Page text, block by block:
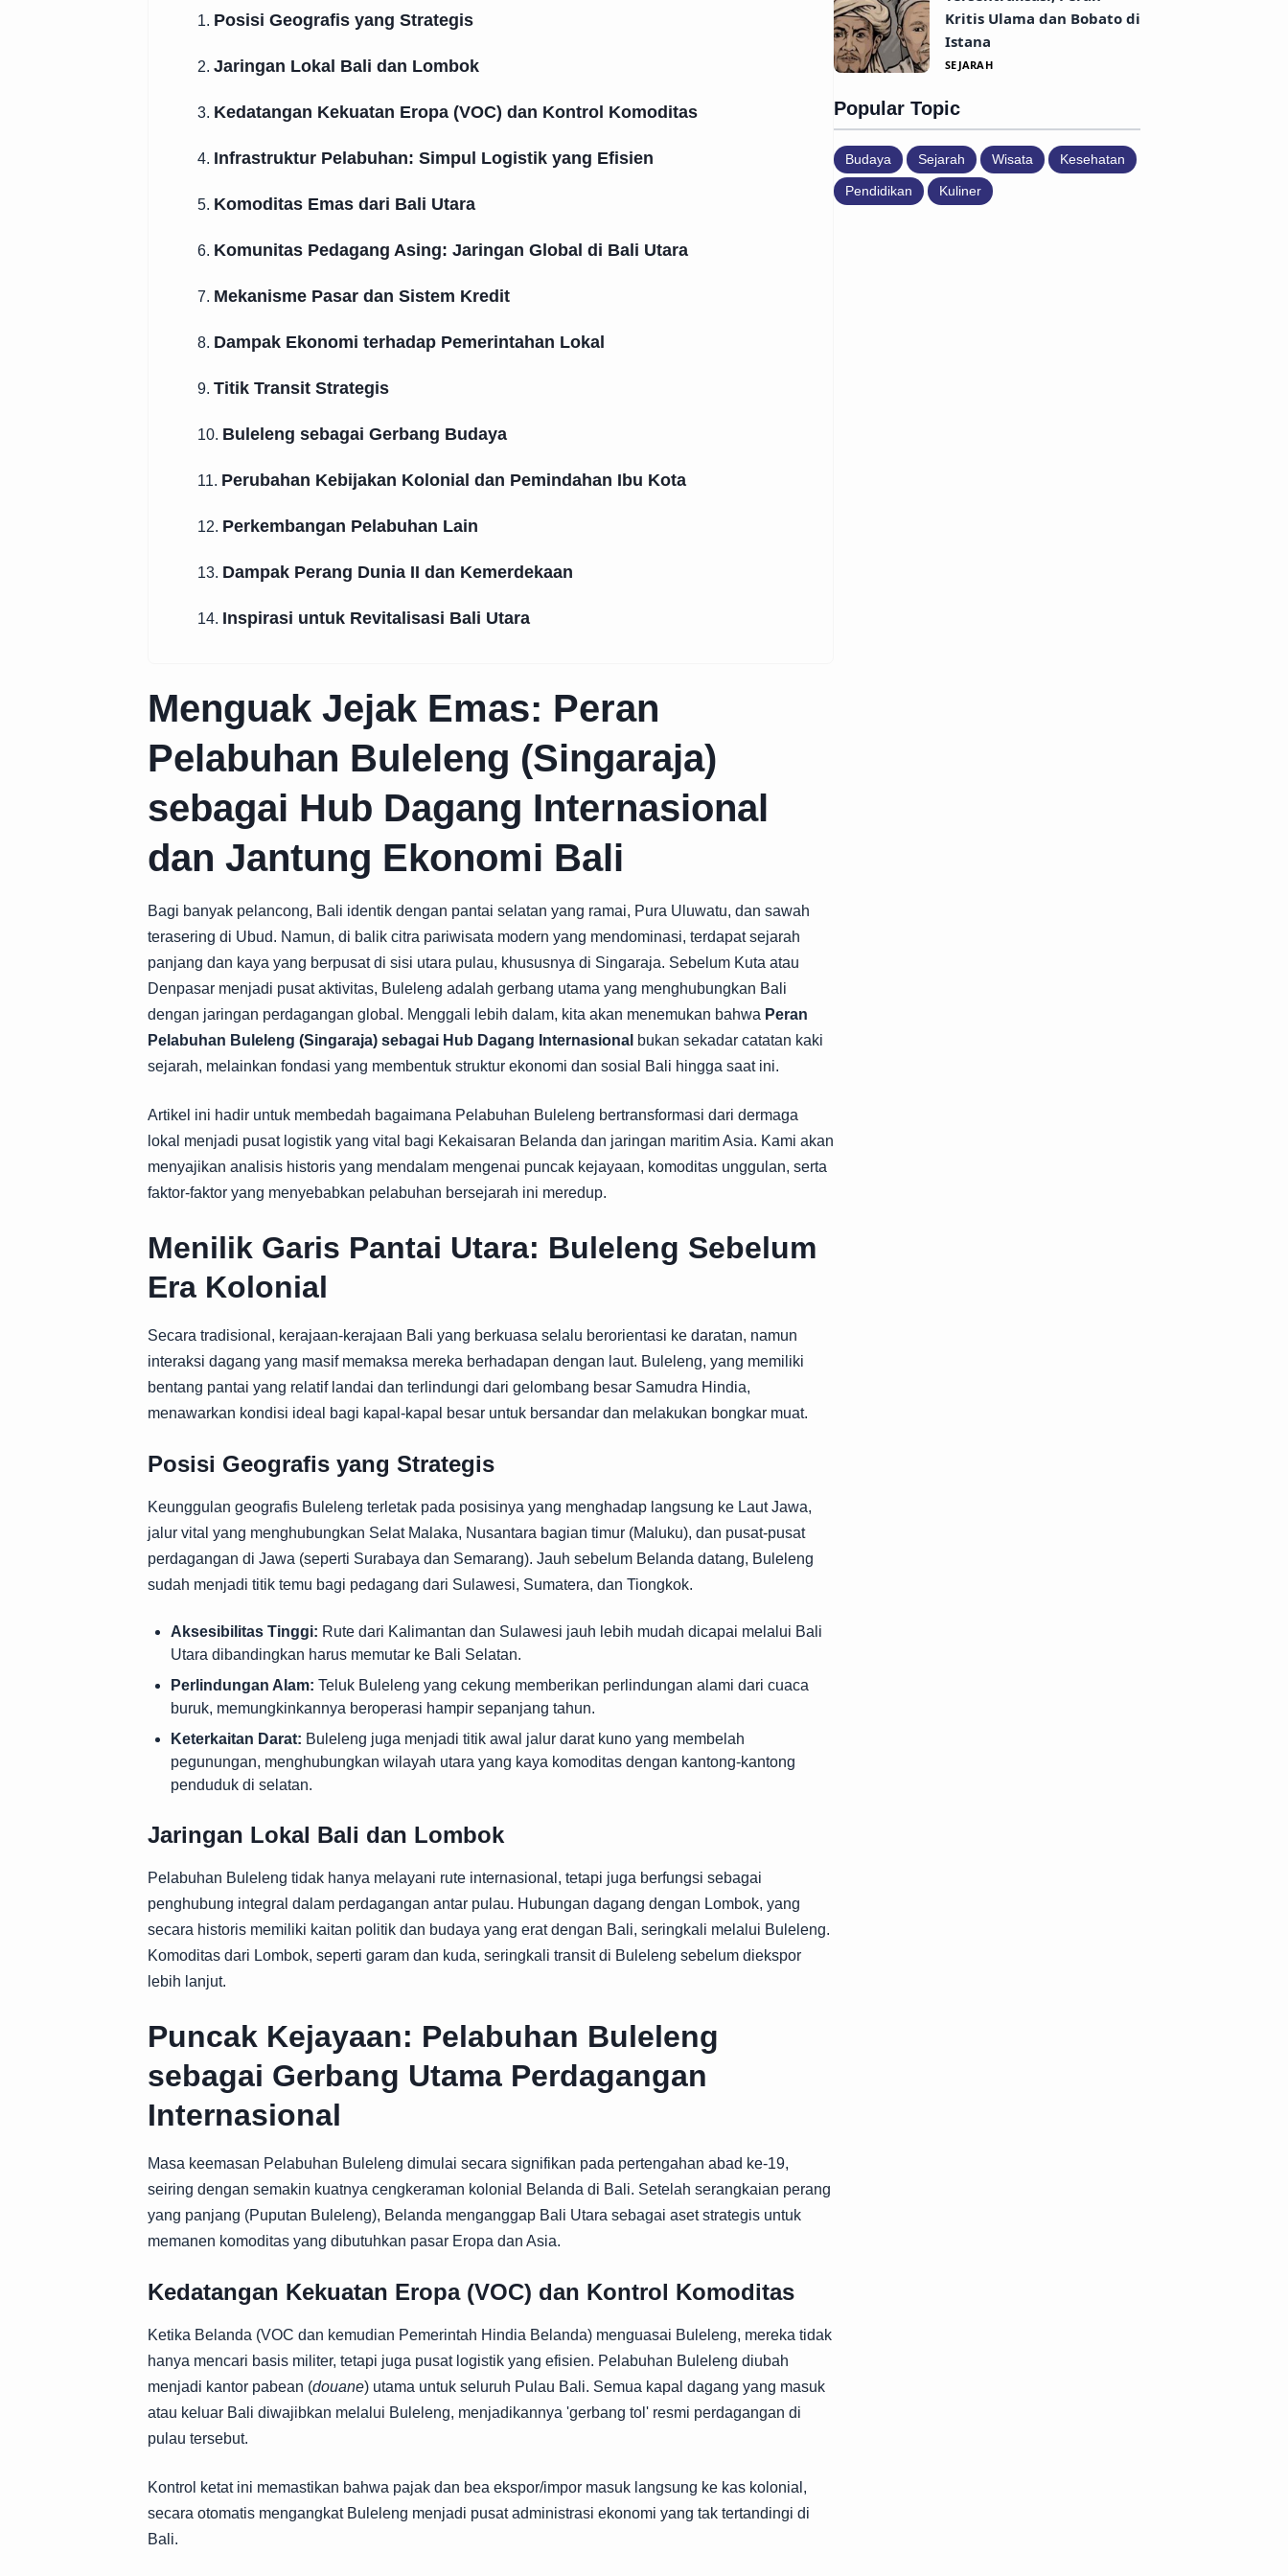
1. Posisi Geografis yang Strategis
2. Jaringan Lokal Bali dan Lombok
3. Kedatangan Kekuatan Eropa (VOC) dan Kontrol Komoditas
4. Infrastruktur Pelabuhan: Simpul Logistik yang Efisien
5. Komoditas Emas dari Bali Utara
6. Komunitas Pedagang Asing: Jaringan Global di Bali Utara
7. Mekanisme Pasar dan Sistem Kredit
8. Dampak Ekonomi terhadap Pemerintahan Lokal
9. Titik Transit Strategis
10. Buleleng sebagai Gerbang Budaya
11. Perubahan Kebijakan Kolonial dan Pemindahan Ibu Kota
12. Perkembangan Pelabuhan Lain
13. Dampak Perang Dunia II dan Kemerdekaan
14. Inspirasi untuk Revitalisasi Bali Utara
Menguak Jejak Emas: Peran
Pelabuhan Buleleng (Singaraja)
sebagai Hub Dagang Internasional
dan Jantung Ekonomi Bali
Bagi banyak pelancong, Bali identik dengan pantai selatan yang ramai, Pura Uluwatu, dan sawah
terasering di Ubud. Namun, di balik citra pariwisata modern yang mendominasi, terdapat sejarah
panjang dan kaya yang berpusat di sisi utara pulau, khususnya di Singaraja. Sebelum Kuta atau
Denpasar menjadi pusat aktivitas, Buleleng adalah gerbang utama yang menghubungkan Bali
dengan jaringan perdagangan global. Menggali lebih dalam, kita akan menemukan bahwa Peran
Pelabuhan Buleleng (Singaraja) sebagai Hub Dagang Internasional bukan sekadar catatan kaki
sejarah, melainkan fondasi yang membentuk struktur ekonomi dan sosial Bali hingga saat ini.
Artikel ini hadir untuk membedah bagaimana Pelabuhan Buleleng bertransformasi dari dermaga
lokal menjadi pusat logistik yang vital bagi Kekaisaran Belanda dan jaringan maritim Asia. Kami akan
menyajikan analisis historis yang mendalam mengenai puncak kejayaan, komoditas unggulan, serta
faktor-faktor yang menyebabkan pelabuhan bersejarah ini meredup.
Menilik Garis Pantai Utara: Buleleng Sebelum
Era Kolonial
Secara tradisional, kerajaan-kerajaan Bali yang berkuasa selalu berorientasi ke daratan, namun
interaksi dagang yang masif memaksa mereka berhadapan dengan laut. Buleleng, yang memiliki
bentang pantai yang relatif landai dan terlindungi dari gelombang besar Samudra Hindia,
menawarkan kondisi ideal bagi kapal-kapal besar untuk bersandar dan melakukan bongkar muat.
Posisi Geografis yang Strategis
Keunggulan geografis Buleleng terletak pada posisinya yang menghadap langsung ke Laut Jawa,
jalur vital yang menghubungkan Selat Malaka, Nusantara bagian timur (Maluku), dan pusat-pusat
perdagangan di Jawa (seperti Surabaya dan Semarang). Jauh sebelum Belanda datang, Buleleng
sudah menjadi titik temu bagi pedagang dari Sulawesi, Sumatera, dan Tiongkok.
Aksesibilitas Tinggi: Rute dari Kalimantan dan Sulawesi jauh lebih mudah dicapai melalui Bali
Utara dibandingkan harus memutar ke Bali Selatan.
Perlindungan Alam: Teluk Buleleng yang cekung memberikan perlindungan alami dari cuaca
buruk, memungkinkannya beroperasi hampir sepanjang tahun.
Keterkaitan Darat: Buleleng juga menjadi titik awal jalur darat kuno yang membelah
pegunungan, menghubungkan wilayah utara yang kaya komoditas dengan kantong-kantong
penduduk di selatan.
Jaringan Lokal Bali dan Lombok
Pelabuhan Buleleng tidak hanya melayani rute internasional, tetapi juga berfungsi sebagai
penghubung integral dalam perdagangan antar pulau. Hubungan dagang dengan Lombok, yang
secara historis memiliki kaitan politik dan budaya yang erat dengan Bali, seringkali melalui Buleleng.
Komoditas dari Lombok, seperti garam dan kuda, seringkali transit di Buleleng sebelum diekspor
lebih lanjut.
Puncak Kejayaan: Pelabuhan Buleleng
sebagai Gerbang Utama Perdagangan
Internasional
Masa keemasan Pelabuhan Buleleng dimulai secara signifikan pada pertengahan abad ke-19,
seiring dengan semakin kuatnya cengkeraman kolonial Belanda di Bali. Setelah serangkaian perang
yang panjang (Puputan Buleleng), Belanda menganggap Bali Utara sebagai aset strategis untuk
memanen komoditas yang dibutuhkan pasar Eropa dan Asia.
Kedatangan Kekuatan Eropa (VOC) dan Kontrol Komoditas
Ketika Belanda (VOC dan kemudian Pemerintah Hindia Belanda) menguasai Buleleng, mereka tidak
hanya mencari basis militer, tetapi juga pusat logistik yang efisien. Pelabuhan Buleleng diubah
menjadi kantor pabean (douane) utama untuk seluruh Pulau Bali. Semua kapal dagang yang masuk
atau keluar Bali diwajibkan melalui Buleleng, menjadikannya 'gerbang tol' resmi perdagangan di
pulau tersebut.
Kontrol ketat ini memastikan bahwa pajak dan bea ekspor/impor masuk langsung ke kas kolonial,
secara otomatis mengangkat Buleleng menjadi pusat administrasi ekonomi yang tak tertandingi di
Bali.
Kritis Ulama dan Bobato di
Istana
SEJARAH
Popular Topic
Budaya Sejarah Wisata Kesehatan
Pendidikan Kuliner